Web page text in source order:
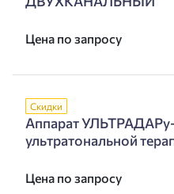
Цена по запросу
Скидки
Аппарат
ультратональной
Цена по запросу